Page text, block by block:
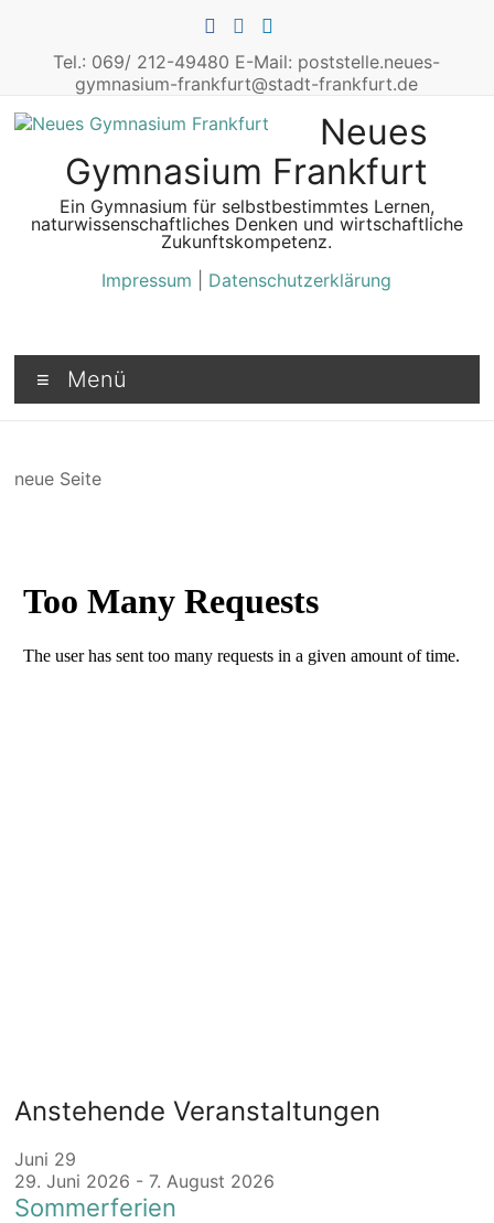
springenTel.: 069/ 212-49480 E-Mail: poststelle.neues-
gymnasium-frankfurt@stadt-frankfurt.de
Neues
Gymnasium Frankfurt
Ein Gymnasium für selbstbestimmtes Lernen,
naturwissenschaftliches Denken und wirtschaftliche
Zukunftskompetenz.
Impressum
Datenschutzerklärung
Menü
neue Seite
Anstehende Veranstaltungen
Juni 29
29. Juni 2026 - 7. August 2026
Sommerferien